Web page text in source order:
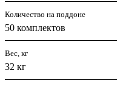
Количество на поддоне
50 комплектов
Вес, кг
32 кг